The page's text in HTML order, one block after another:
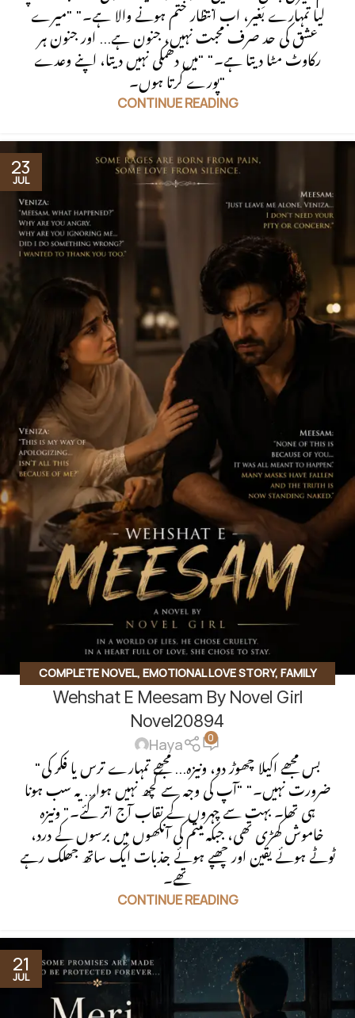
لیا تمہارے بغیر، اب انتظار ختم ہونے والا ہے۔" "میرے
عشق کی حد صرف محبت نہیں، جنون ہے... اور جنون ہر
رکاوٹ مٹا دیتا ہے۔" "میں دھمکی نہیں دیتا، اپنے وعدے
پورے کرتا ہوں۔"
CONTINUE READING
23
JUL
COMPLETE NOVEL, EMOTIONAL LOVE STORY, FAMILY
STORY ,SOCIAL ROMANTIC NOVEL
Wehshat E Meesam By Novel Girl
Novel20894
Haya 0
"بس مجھے اکیلا چھوڑ دو، ونیزہ... مجھے تمہارے ترس یا فکر کی
ضرورت نہیں۔" "آپ کی وجہ سے کچھ نہیں ہوا... یہ سب ہونا
ہی تھا۔ بہت سے چہروں کے نقاب آج اتر گئے۔" ونیزہ
خاموش کھڑی تھی، جبکہ میثم کی آنکھوں میں برسوں کے درد،
ٹوٹے ہوئے یقین اور چھپے ہوئے جذبات ایک ساتھ جھلک رہے
تھے۔
CONTINUE READING
21
JUL